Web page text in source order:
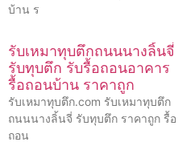
บ้าน ร
รับเหมาทุบตึกถนนนางลิ้นจี่
รับทุบตึก รับรื้อถอนอาคาร
รื้อถอนบ้าน ราคาถูก
รับเหมาทุบตึก.com รับเหมาทุบตึก
ถนนนางลิ้นจี่ รับทุบตึก ราคาถูก รื้อ
ถอน